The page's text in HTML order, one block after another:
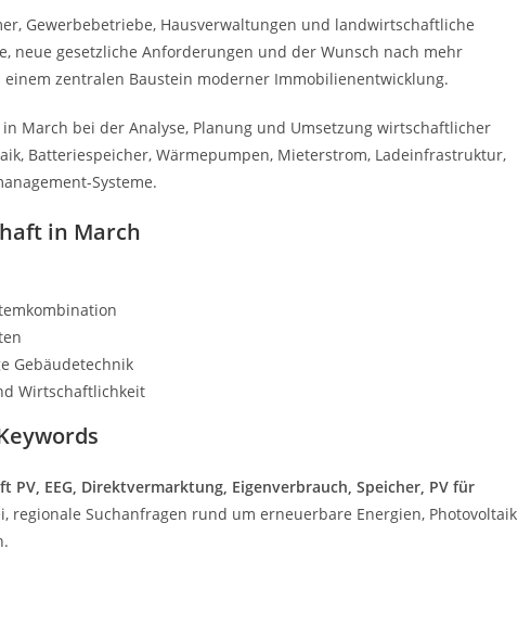
Gewerbebetriebe, Hausverwaltungen und landwirtschaftliche
neue gesetzliche Anforderungen und der Wunsch nach mehr
zentralen Baustein moderner Immobilienentwicklung.
March bei der Analyse, Planung und Umsetzung wirtschaftlicher
Batteriespeicher, Wärmepumpen, Mieterstrom, Ladeinfrastruktur,
Systeme.
in March
Gebäudetechnik
Wirtschaftlichkeit
PV, EEG, Direktvermarktung, Eigenverbrauch, Speicher, PV für
regionale Suchanfragen rund um erneuerbare Energien, Photovoltaik